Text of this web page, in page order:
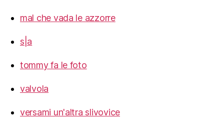
mal che vada le azzorre
s|a
tommy fa le foto
valvola
versami un'altra slivovice